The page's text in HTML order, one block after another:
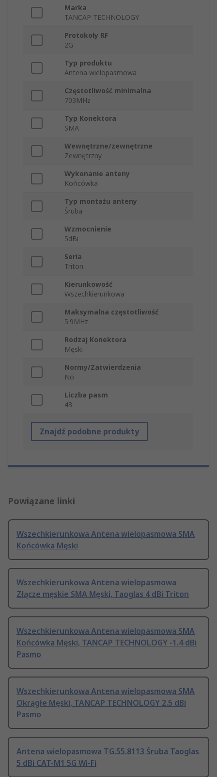
Marka
TANCAP TECHNOLOGY
Protokoły RF
2G
Typ produktu
Antena wielopasmowa
Częstotliwość minimalna
703MHz
Typ Konektora
SMA
Wewnętrzne/zewnętrzne
Zewnętrzny
Wykonanie anteny
Końcówka
Typ montażu anteny
Śruba
Wzmocnienie
5dBi
Seria
Triton
Kierunkowość
Wszechkierunkowa
Maksymalna częstotliwość
5.9MHz
Rodzaj Konektora
Męski
Normy/Zatwierdzenia
No
Liczba pasm
43
Znajdź podobne produkty
Powiązane linki
Wszechkierunkowa Antena wielopasmowa SMA
Końcówka Męski
Wszechkierunkowa Antena wielopasmowa
Złącze męskie SMA Męski, Taoglas 4 dBi Triton
Wszechkierunkowa Antena wielopasmowa SMA
Końcówka Męski, TANCAP TECHNOLOGY -1.4 dBi
Pasmo
Wszechkierunkowa Antena wielopasmowa SMA
Okrągłe Męski, TANCAP TECHNOLOGY 2.5 dBi
Pasmo
Antena wielopasmowa TG.55.8113 Śruba Taoglas
5 dBi CAT-M1 5G Wi-Fi